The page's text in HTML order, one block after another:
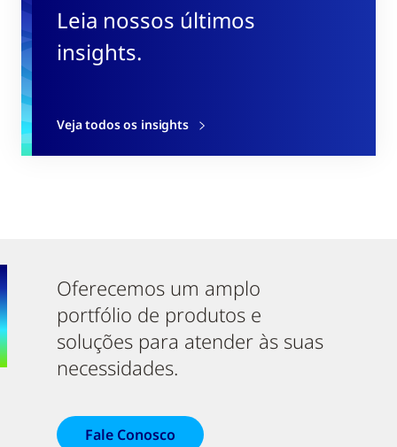
Leia nossos últimos
insights.
Veja todos os insights
Oferecemos um amplo
portfólio de produtos e
soluções para atender às suas
necessidades.
Fale Conosco